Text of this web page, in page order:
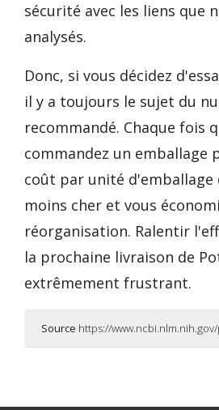
sécurité avec les liens que
analysés.
Donc, si vous décidez
il y a toujours le sujet du
recommandé. Chaque fois
commandez un emballage
coût par unité d'emballage
moins cher et vous
réorganisation. Ralentir
la prochaine livraison de
extrêmement frustrant.
Source https://